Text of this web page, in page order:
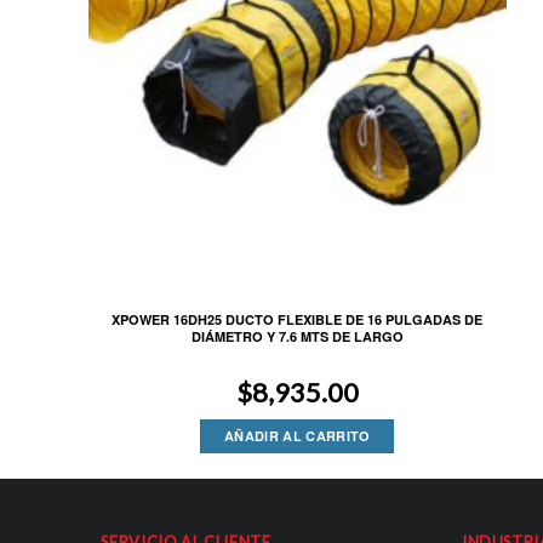
XPOWER 16DH25 DUCTO FLEXIBLE DE 16 PULGADAS DE
DIÁMETRO Y 7.6 MTS DE LARGO
$8,935.00
AÑADIR AL CARRITO